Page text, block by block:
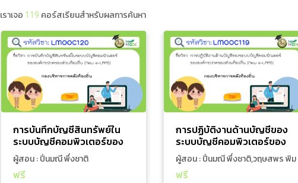
เราเจอ 119 คอร์สเรียนสำหรับผลการค้นหา
การบันทึกบัญชีสินทรัพย์ใน
ระบบบัญชีคอมพิวเตอร์ของ
องค์กรปกครองส่วนท้องถิ่น
(New e-LAAS)
ผู้สอน : ปิ่นมณี พึ่งชาติ
ฟรี
การเงินการคลัง
การบันทึกบัญชีสินทรัพย์ใน
ระบบบัญชีคอมพิวเตอร์ของ
องค์กรปกครองส่วนท้องถิ่น
(New e-LAAS)
ผู้สอน : ปิ่นมณี พึ่ง
ชาติ
2 ชั่วโมง 16 นาที
ปฏิบัติงานในระบบสินทรัพย์บนระบบบัญชี
คอมพิวเตอร์ขององค์กรปกครองส่วน
เปลี่ยนแปลงจากระบบบัญชีคอมพิวเตอร์
การปฏิบัติงานด้านบัญชีของ
ระบบบัญชีคอมพิวเตอร์ของ
องค์กรปกครองส่วนท้องถิ่น
(New e-LAAS)
ผู้สอน : ปิ่นมณี พึ่งชาติ,วฤษสพร พิม
พะสิงห์
ฟรี
การเงินการคลัง
การปฏิบัติงานด้านบัญชีของ
ระบบบัญชีคอมพิวเตอร์ของ
องค์กรปกครองส่วนท้องถิ่น
(New e-LAAS)
ผู้สอน : ปิ่นมณี พึ่ง
ชาติ,วฤษสพร พิมพะ
0 ชั่วโมง 42 นาที
2.นางสาวจุฑาพร ละอองขวัญ / 3.นาง
สาวลลิดา ปกรณ์กาญจน์ / 4.นางสาว
ระบบบัญชี บนระบบบัญชีคอมพิวเตอร์
ขององค์กรปกครองส่วนท้องถิ่น (New